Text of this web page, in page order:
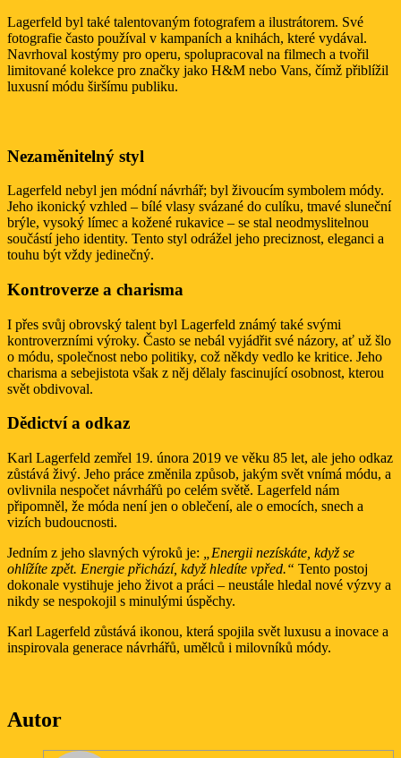
Lagerfeld byl také talentovaným fotografem a ilustrátorem. Své
fotografie často používal v kampaních a knihách, které vydával.
Navrhoval kostýmy pro operu, spolupracoval na filmech a tvořil
limitované kolekce pro značky jako H&M nebo Vans, čímž přiblížil
luxusní módu širšímu publiku.
Nezaměnitelný styl
Lagerfeld nebyl jen módní návrhář; byl živoucím symbolem módy.
Jeho ikonický vzhled – bílé vlasy svázané do culíku, tmavé sluneční
brýle, vysoký límec a kožené rukavice – se stal neodmyslitelnou
součástí jeho identity. Tento styl odrážel jeho preciznost, eleganci a
touhu být vždy jedinečný.
Kontroverze a charisma
I přes svůj obrovský talent byl Lagerfeld známý také svými
kontroverzními výroky. Často se nebál vyjádřit své názory, ať už šlo
o módu, společnost nebo politiky, což někdy vedlo ke kritice. Jeho
charisma a sebejistota však z něj dělaly fascinující osobnost, kterou
svět obdivoval.
Dědictví a odkaz
Karl Lagerfeld zemřel 19. února 2019 ve věku 85 let, ale jeho odkaz
zůstává živý. Jeho práce změnila způsob, jakým svět vnímá módu, a
ovlivnila nespočet návrhářů po celém světě. Lagerfeld nám
připomněl, že móda není jen o oblečení, ale o emocích, snech a
vizích budoucnosti.
Jedním z jeho slavných výroků je:
„Energii nezískáte, když se
ohlížíte zpět. Energie přichází, když hledíte vpřed.“ Tento postoj
dokonale vystihuje jeho život a práci – neustále hledal nové výzvy a
nikdy se nespokojil s minulými úspěchy.
Karl Lagerfeld zůstává ikonou, která spojila svět luxusu a inovace a
inspirovala generace návrhářů, umělců i milovníků módy.
Autor